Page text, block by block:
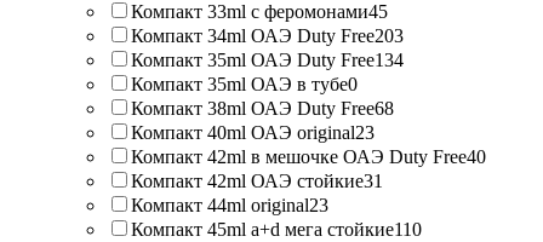
Компакт 33ml с феромонами45
Компакт 34ml ОАЭ Duty Free203
Компакт 35ml ОАЭ Duty Free134
Компакт 35ml ОАЭ в тубе0
Компакт 38ml ОАЭ Duty Free68
Компакт 40ml ОАЭ original23
Компакт 42ml в мешочке ОАЭ Duty Free40
Компакт 42ml ОАЭ стойкие31
Компакт 44ml original23
Компакт 45ml a+d мега стойкие110